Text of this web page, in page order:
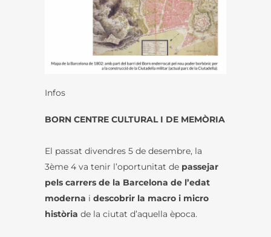
Infos
BORN CENTRE CULTURAL I DE MEMÒRIA
El passat divendres 5 de desembre, la
3ème 4 va tenir l’oportunitat de passejar
pels carrers de la Barcelona de l’edat
moderna i descobrir la macro i micro
història de la ciutat d’aquella època.